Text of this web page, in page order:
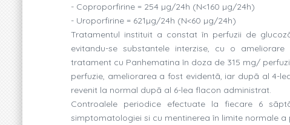
- Coproporfirine = 254 µg/24h (N<160 µg/24h)
- Uroporfirine = 621µg/24h (N<60 µg/24h)
Tratamentul instituit a constat în perfuzii de
evitandu-se substantele interzise, cu o
tratament cu Panhematina în doza de 315 mg/
perfuzie, ameliorarea a fost evidentã, iar dupã al 4-
revenit la normal dupã al 6-lea flacon administrat.
Controalele periodice efectuate la fiecare 6
simptomatologiei si cu mentinerea în limite normale